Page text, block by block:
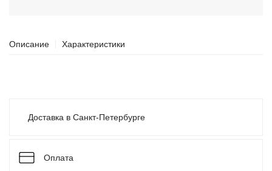
Описание Характеристики
Доставка в Санкт-Петербурге
Оплата